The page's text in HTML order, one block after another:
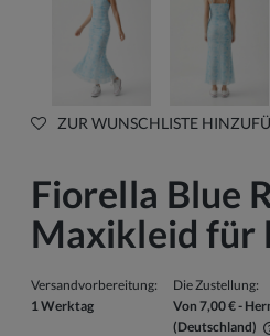
ZUR WUNSCHLISTE
Fiorella Blue
Maxikleid für
Versandvorbereitung:
1 Werktag
Die Zustellung:
Von 7,00 €-
(Deutschland)